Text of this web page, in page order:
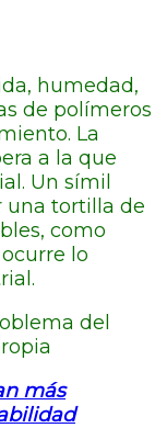
humedad,
de polímeros
La
a la que
Un símil
una tortilla de
como
lo
del
más